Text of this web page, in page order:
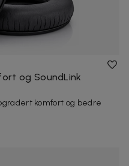
og SoundLink
komfort og bedre